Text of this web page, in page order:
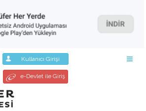
Kullanıcı Girişi
e-Devlet ile Giriş